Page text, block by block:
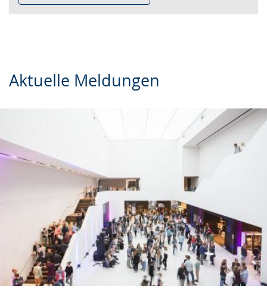
Aktuelle Meldungen